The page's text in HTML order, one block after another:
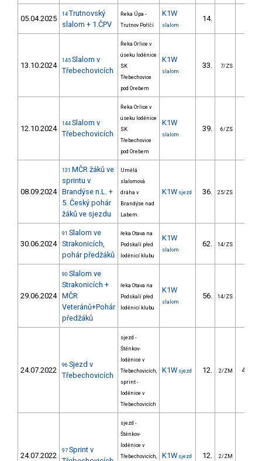
05.04.2025 14 Trutnovský
slalom + 1.ČPV
Řeka Úpa -
Trutnov Poříčí
K1W
slalom
14.
13.10.2024
145 Slalom v
Třebechovicích
Řeka Orlice v
úseku loděnice
SK
Třebechovice
pod Orebem
K1W
slalom
33. 7/ZS
12.10.2024
144 Slalom v
Třebechovicích
Řeka Orlice v
úseku loděnice
SK
Třebechovice
pod Orebem
K1W
slalom
39. 6/ZS
08.09.2024
131 MČR žáků ve
sprintu v
Brandýse n.L. +
5. Český pohár
žáků ve sjezdu
Umělá
slalomová
dráha v
Brandýse nad
Labem.
K1W sjezd 36. 25/ZS
30.06.2024
91 Slalom ve
Strakonicích,
pohár předžáků
řeka Otava na
Podskalí před
loděnicí klubu
K1W
slalom
62. 14/ZS
29.06.2024
90 Slalom ve
Strakonicích +
MČR
Veteránů+Pohár
předžáků
řeka Otava na
Podskalí před
loděnicí klubu
K1W
slalom
56. 14/ZS
24.07.2022
96 Sjezd v
Třebechovicích
sjezd -
Štěnkov-
loděnice v
Třebechovicích,
sprint -
loděnice v
Třebechovicích
K1W sjezd 12. 2/ZM
24.07.2022
97 Sprint v
sjezd -
Štěnkov-
loděnice v
Třebechovicích,
K1W sjezd 12. 2/ZM